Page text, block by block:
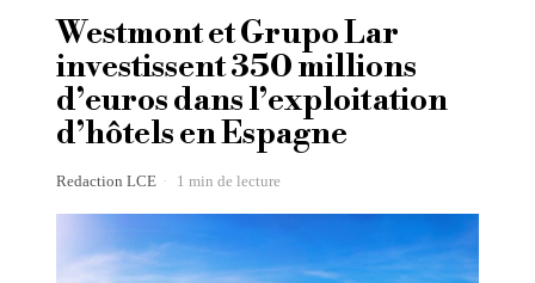
Westmont et Grupo Lar
investissent 350 millions
d’euros dans l’exploitation
d’hôtels en Espagne
Redaction LCE 1 min de lecture